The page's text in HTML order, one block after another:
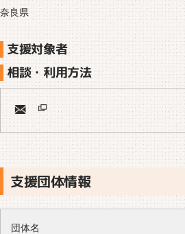
奈良県
支援対象者
相談・利用方法
支援団体情報
団体名